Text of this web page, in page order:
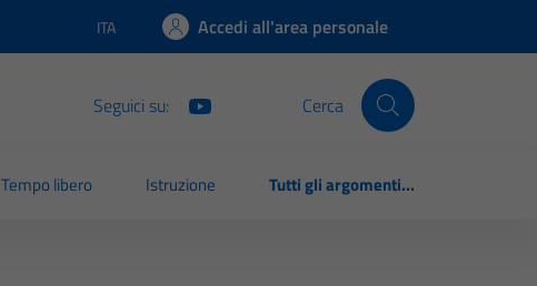
Lingua attiva:
ITA Accedi all'area personale
Seguici su: Cerca
Tempo libero Istruzione Tutti gli argomenti...